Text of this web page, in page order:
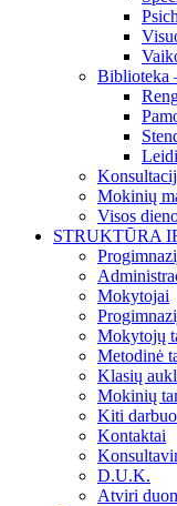
Biblioteka
Mokinių
Visos
STRUKTŪRA
Mokytojai
Mokytojų
Metodinė
Klasių
Mokinių
Kiti
Kontaktai
D.U.K.
Atviri